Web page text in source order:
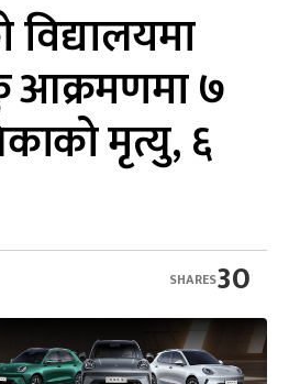
विद्यालयमा
७
मृत्यु, ६
30
SHARES